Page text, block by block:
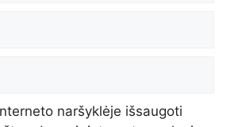
naršyklėje išsaugoti